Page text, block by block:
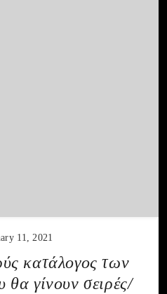
11, 2021
κατάλογος των
γίνουν σειρές/